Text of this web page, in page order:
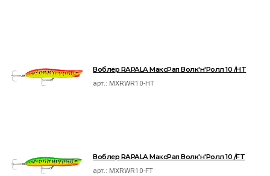
Воблер RAPALA МаксРап Волк'н'Ролл 10 /HT
арт.: MXRWR10-HT
Воблер RAPALA МаксРап Волк'н'Ролл 10 /FT
арт.: MXRWR10-FT